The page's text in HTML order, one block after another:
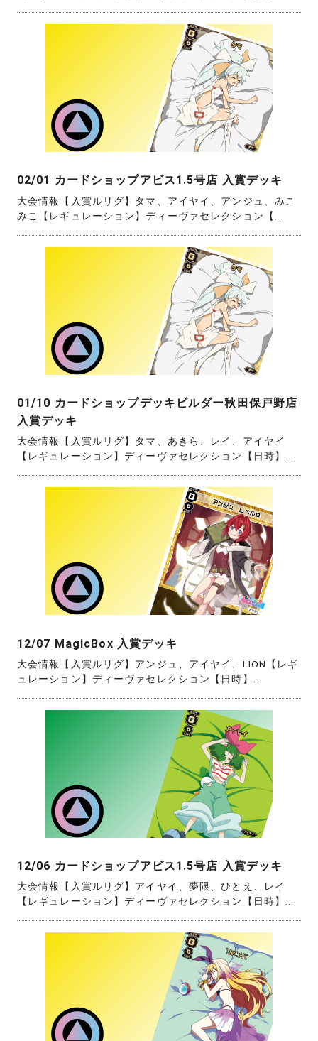
02/01 カードショップアビス1.5号店 入賞デッキ
大会情報【入賞ルリグ】タマ、アイヤイ、アンジュ、みこ
みこ【レギュレーション】ディーヴァセレクション【...
01/10 カードショップデッキビルダー秋田保戸野店
入賞デッキ
大会情報【入賞ルリグ】タマ、あきら、レイ、アイヤイ
【レギュレーション】ディーヴァセレクション【日時】...
12/07 MagicBox 入賞デッキ
大会情報【入賞ルリグ】アンジュ、アイヤイ、LION【レギ
ュレーション】ディーヴァセレクション【日時】...
12/06 カードショップアビス1.5号店 入賞デッキ
大会情報【入賞ルリグ】アイヤイ、夢限、ひとえ、レイ
【レギュレーション】ディーヴァセレクション【日時】...